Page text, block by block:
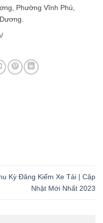
Phường Vĩnh Phú,
Kỳ Đăng Kiểm Xe Tải | Cập
Nhật Mới Nhất 2023